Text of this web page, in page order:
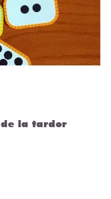
de la tardor